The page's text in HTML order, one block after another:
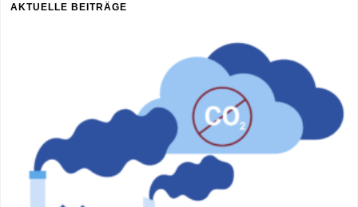
AKTUELLE BEITRÄGE